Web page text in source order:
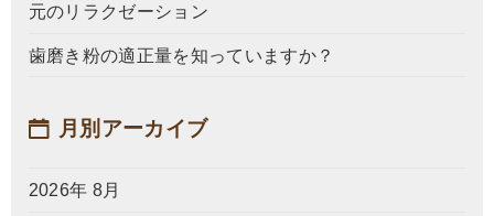
元のリラクゼーション
歯磨き粉の適正量を知っていますか？
月別アーカイブ
2026年 8月